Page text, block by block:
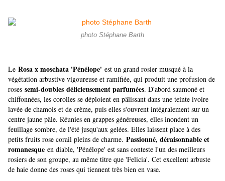
photo Stéphane Barth
Le Rosa x moschata 'Pénélope' est un grand rosier musqué à la
végétation arbustive vigoureuse et ramifiée, qui produit une profusion de
roses semi-doubles délicieusement parfumées. D'abord saumoné et
chiffonnées, les corolles se déploient en pâlissant dans une teinte ivoire
lavée de chamois et de crème, puis elles s'ouvrent intégralement sur un
centre jaune pâle. Réunies en grappes généreuses, elles inondent un
feuillage sombre, de l'été jusqu'aux gelées. Elles laissent place à des
petits fruits rose corail pleins de charme. Passionné, déraisonnable et
romanesque en diable, 'Pénélope' est sans conteste l'un des meilleurs
rosiers de son groupe, au même titre que 'Felicia'. Cet excellent arbuste
de haie donne des roses qui tiennent très bien en vase.